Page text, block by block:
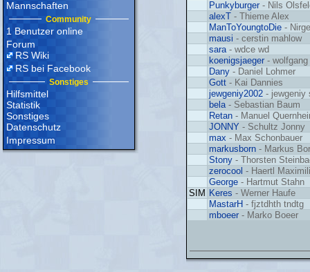
Mannschaften
Community
1 Benutzer online
Forum
RS Wiki
RS bei Facebook
Sonstiges
Hilfsmittel
Statistik
Sonstiges
Datenschutz
Impressum
Punkyburger - Nils
alexT - Thieme Alex
ManToYoungtoDie -
mausi - cerstin mahlow
sara - wdce wd
koenigsjaeger -
Dany - Daniel Lohmer
Gott - Kai Dannies
jewgeniy2002 - jewgeniy
bela - Sebastian Baum
Retan - Manuel
JONNY - Schultz Jonny
max - Max Schonbauer
markusborn - Markus
Stony - Thorsten
zerocool - Haertl
George - Hartmut Stahn
SIM Keres - Werner Haufe
MastarH - fjztdhth tndtg
mboeer - Marko Boeer